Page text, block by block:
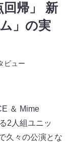
回帰」 新
」の実
ビュー
＆ Mime
2人組ユニッ
久々の公演とな